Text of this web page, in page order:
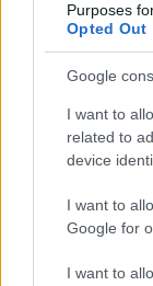
Purposes
Opted Out
Google
I want to
related to
device
I want to
Google for
I want to